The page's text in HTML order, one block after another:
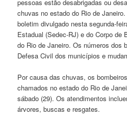
pessoas estão desabrigadas ou
chuvas no estado do Rio de
boletim divulgado nesta segunda-
Estadual (Sedec-RJ) e do Corpo de
do Rio de Janeiro. Os números dos
Defesa Civil dos municípios e
Por causa das chuvas, os
chamados no estado do Rio de
sábado (29). Os atendimentos
árvores, buscas e resgates.